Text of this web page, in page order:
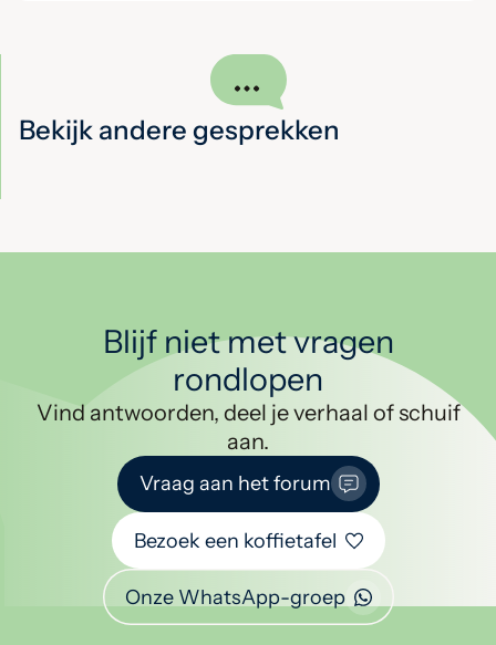
Bekijk andere gesprekken
Blijf niet met vragen
rondlopen
Vind antwoorden, deel je verhaal of schuif
aan.
Vraag aan het forum
Bezoek een koffietafel
Onze WhatsApp-groep